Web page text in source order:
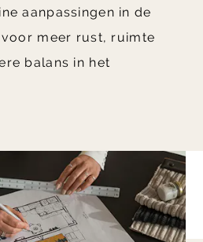
aanpassingen in de
meer rust, ruimte
balans in het